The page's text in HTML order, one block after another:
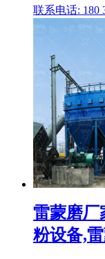
联系电话: 180
雷蒙磨厂
粉设备,